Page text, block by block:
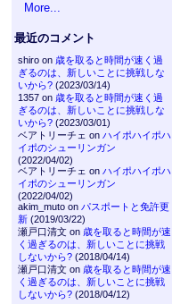
More...
最近のコメント
shiro on 歳を取ると時間が速く過
ぎるのは、新しいことに挑戦しな
いから?(2023/03/14)
1357 on 歳を取ると時間が速く過
ぎるのは、新しいことに挑戦しな
いから?(2023/03/01)
ベアトリーチェ on ハイポハイポハ
イポのシューリンガン
(2022/04/02)
ベアトリーチェ on ハイポハイポハ
イポのシューリンガン
(2022/04/02)
akim_muto on パスポートと免許更
新(2019/03/22)
瀬戸口清文 on 歳を取ると時間が速
く過ぎるのは、新しいことに挑戦
しないから?(2018/04/14)
瀬戸口清文 on 歳を取ると時間が速
く過ぎるのは、新しいことに挑戦
しないから?(2018/04/12)